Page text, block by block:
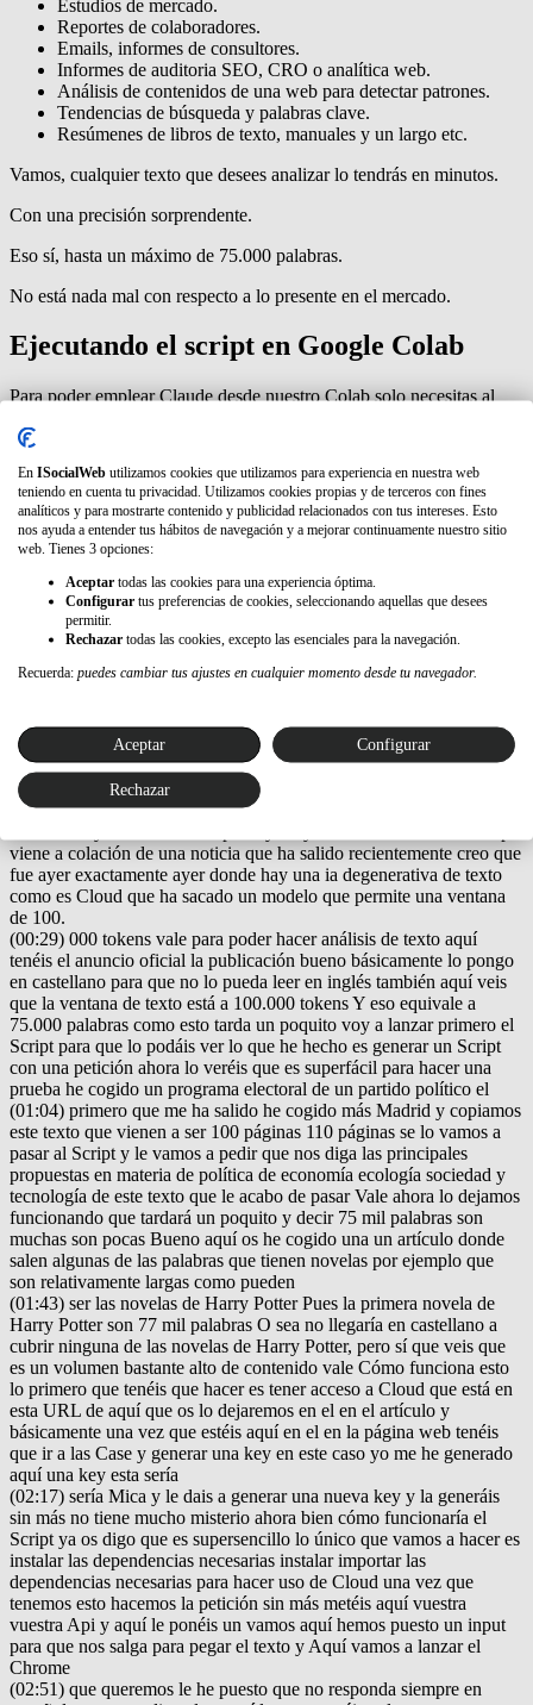
Estudios de mercado.
Reportes de colaboradores.
Emails, informes de consultores.
Informes de auditoria SEO, CRO o analítica web.
Análisis de contenidos de una web para detectar patrones.
Tendencias de búsqueda y palabras clave.
Resúmenes de libros de texto, manuales y un largo etc.
Vamos, cualquier texto que desees analizar lo tendrás en minutos.
Con una precisión sorprendente.
Eso sí, hasta un máximo de 75.000 palabras.
No está nada mal con respecto a lo presente en el mercado.
Ejecutando el script en Google Colab
Para poder emplear Claude desde nuestro Colab solo necesitas al
ello
Adaptar nuestro prompt según lo que quieras obtener.
E Instalar las dependencias necesarias
Es así de sencillo.
Si eres nuevo en esto de usar Colab nuestro compañeroÁlvaro Peña
de Lunate ha preparado un videotutorial de 4 minutos para no
perderte:
Ver transcripción del video
Este contenido se genera a partir de la locución del audio por lo
que puede contener errores.
(00:00) Muy buenas a todos y a todas y bienvenidos a un vídeo más
del canal de iSocialWeb en este vídeo os Traigo una cosa súper
viene a colación de una noticia que ha salido recientemente creo que
fue ayer exactamente ayer donde hay una ia degenerativa de texto
como es Cloud que ha sacado un modelo que permite una ventana
de 100.
(00:29) 000 tokens vale para poder hacer análisis de texto aquí
tenéis el anuncio oficial la publicación bueno básicamente lo pongo
en castellano para que no lo pueda leer en inglés también aquí veis
que la ventana de texto está a 100.000 tokens Y eso equivale a
75.000 palabras como esto tarda un poquito voy a lanzar primero el
Script para que lo podáis ver lo que he hecho es generar un Script
con una petición ahora lo veréis que es superfácil para hacer una
prueba he cogido un programa electoral de un partido político el
(01:04) primero que me ha salido he cogido más Madrid y copiamos
este texto que vienen a ser 100 páginas 110 páginas se lo vamos a
pasar al Script y le vamos a pedir que nos diga las principales
propuestas en materia de política de economía ecología sociedad y
tecnología de este texto que le acabo de pasar Vale ahora lo dejamos
funcionando que tardará un poquito y decir 75 mil palabras son
muchas son pocas Bueno aquí os he cogido una un artículo donde
salen algunas de las palabras que tienen novelas por ejemplo que
son relativamente largas como pueden
(01:43) ser las novelas de Harry Potter Pues la primera novela de
Harry Potter son 77 mil palabras O sea no llegaría en castellano a
cubrir ninguna de las novelas de Harry Potter, pero sí que veis que
es un volumen bastante alto de contenido vale Cómo funciona esto
lo primero que tenéis que hacer es tener acceso a Cloud que está en
esta URL de aquí que os lo dejaremos en el en el artículo y
básicamente una vez que estéis aquí en el en la página web tenéis
que ir a las Case y generar una key en este caso yo me he generado
aquí una key esta sería
(02:17) sería Mica y le dais a generar una nueva key y la generáis
sin más no tiene mucho misterio ahora bien cómo funcionaría el
Script ya os digo que es supersencillo lo único que vamos a hacer es
instalar las dependencias necesarias instalar importar las
dependencias necesarias para hacer uso de Cloud una vez que
tenemos esto hacemos la petición sin más metéis aquí vuestra
vuestra Api y aquí le ponéis un vamos aquí hemos puesto un input
para que nos salga para pegar el texto y Aquí vamos a lanzar el
Chrome
(02:51) que queremos le he puesto que no responda siempre en
En ISocialWeb utilizamos cookies que utilizamos para experiencia en nuestra web
teniendo en cuenta tu privacidad. Utilizamos cookies propias y de terceros con fines
analíticos y para mostrarte contenido y publicidad relacionados con tus intereses. Esto
nos ayuda a entender tus hábitos de navegación y a mejorar continuamente nuestro sitio
web. Tienes 3 opciones:
Aceptar todas las cookies para una experiencia óptima.
Configurar tus preferencias de cookies, seleccionando aquellas que desees
permitir.
Rechazar todas las cookies, excepto las esenciales para la navegación.
Recuerda: puedes cambiar tus ajustes en cualquier momento desde tu navegador.
Aceptar Configurar
Rechazar